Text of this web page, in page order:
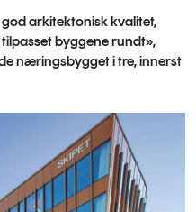
arkitektonisk kvalitet,
byggene rundt»,
næringsbygget i tre, innerst